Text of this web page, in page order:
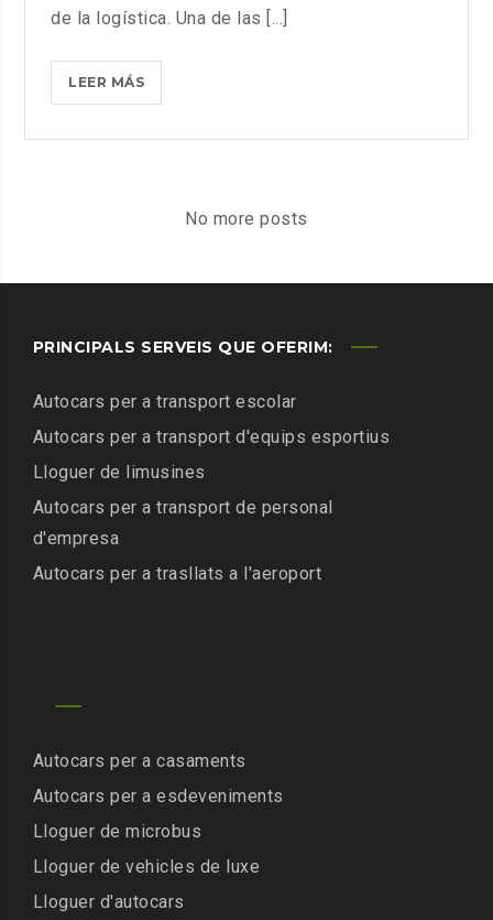
de la logística. Una de las [...]
LEER MÁS6
MOTIVOS
AUTOCARNo more posts
PRINCIPALS SERVEIS QUE OFERIM:
Autocars per a transport escolar
Autocars per a transport d'equips esportius
Lloguer de limusines
Autocars per a transport de personal
d'empresa
Autocars per a trasllats a l'aeroport
Autocars per a casaments
Autocars per a esdeveniments
Lloguer de microbus
Lloguer de vehicles de luxe
Lloguer d'autocars